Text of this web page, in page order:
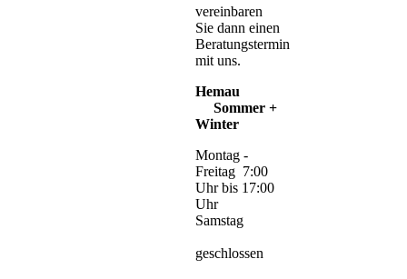
vereinbaren
Sie dann einen
Beratungstermin
mit uns.
Hemau
Sommer +
Winter
Montag -
Freitag 7:00
Uhr bis 17:00
Uhr
Samstag
geschlossen